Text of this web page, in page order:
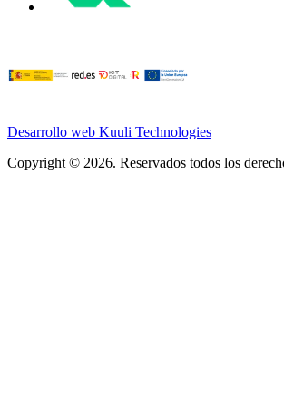
Desarrollo web Kuuli Technologies
Copyright © 2026. Reservados todos los